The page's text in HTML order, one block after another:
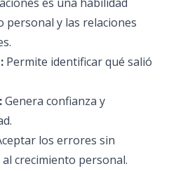
personal y las relaciones
Permite identificar qué salió
Genera confianza y
los errores sin
crecimiento personal.